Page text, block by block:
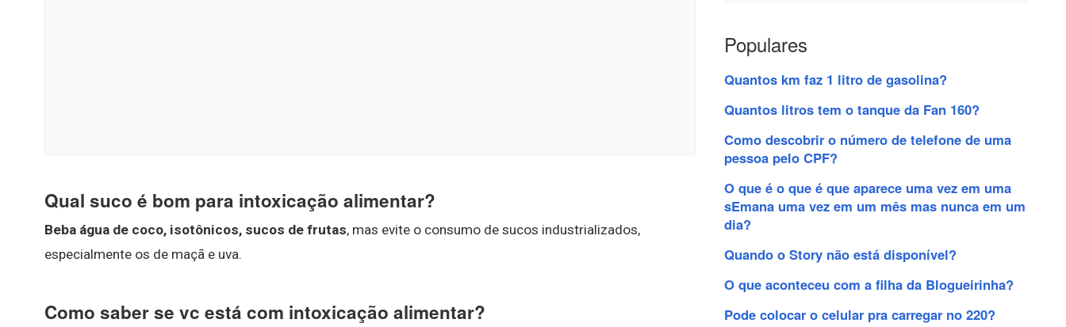
Qual suco é bom para intoxicação alimentar?
Beba água de coco, isotônicos, sucos de frutas, mas evite o consumo de sucos industrializados,
especialmente os de maçã e uva.
Como saber se vc está com intoxicação alimentar?
Populares
Quantos km faz 1 litro de gasolina?
Quantos litros tem o tanque da Fan 160?
Como descobrir o número de telefone de uma
pessoa pelo CPF?
O que é o que é que aparece uma vez em uma
sEmana uma vez em um mês mas nunca em um
dia?
Quando o Story não está disponível?
O que aconteceu com a filha da Blogueirinha?
Pode colocar o celular pra carregar no 220?